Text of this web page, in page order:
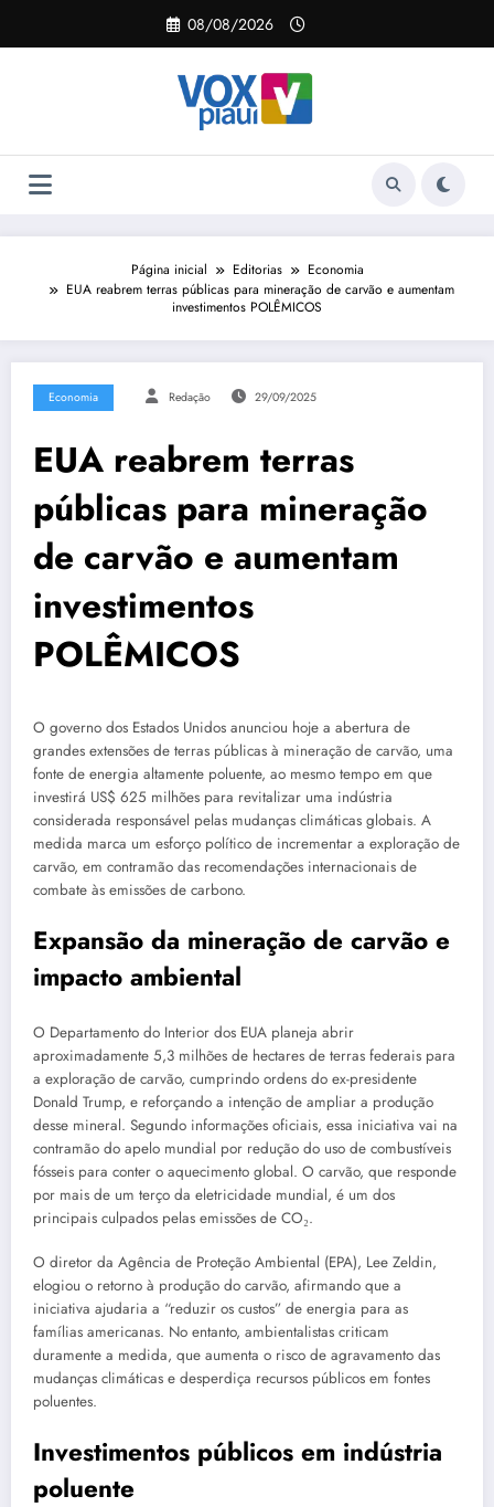
o
08/08/2026
Página inicial Editorias
Economia
EUA reabrem terras públicas para mineração de carvão e aumentam
investimentos POLÊMICOS
Economia Redação 29/09/2025
EUA reabrem terras
públicas para mineração
de carvão e aumentam
investimentos
POLÊMICOS
O governo dos Estados Unidos anunciou hoje a abertura de
grandes extensões de terras públicas à mineração de carvão, uma
fonte de energia altamente poluente, ao mesmo tempo em que
investirá US$ 625 milhões para revitalizar uma indústria
considerada responsável pelas mudanças climáticas globais. A
medida marca um esforço político de incrementar a exploração de
carvão, em contramão das recomendações internacionais de
combate às emissões de carbono.
Expansão da mineração de carvão e
impacto ambiental
O Departamento do Interior dos EUA planeja abrir
aproximadamente 5,3 milhões de hectares de terras federais para
a exploração de carvão, cumprindo ordens do ex-presidente
Donald Trump, e reforçando a intenção de ampliar a produção
desse mineral. Segundo informações oficiais, essa iniciativa vai na
contramão do apelo mundial por redução do uso de combustíveis
fósseis para conter o aquecimento global. O carvão, que responde
por mais de um terço da eletricidade mundial, é um dos
principais culpados pelas emissões de CO₂.
O diretor da Agência de Proteção Ambiental (EPA), Lee Zeldin,
elogiou o retorno à produção do carvão, afirmando que a
iniciativa ajudaria a “reduzir os custos” de energia para as
famílias americanas. No entanto, ambientalistas criticam
duramente a medida, que aumenta o risco de agravamento das
mudanças climáticas e desperdiça recursos públicos em fontes
poluentes.
Investimentos públicos em indústria
poluente